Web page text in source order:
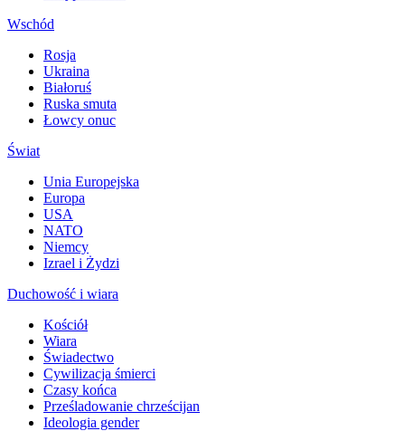
Wschód
Rosja
Ukraina
Białoruś
Ruska smuta
Łowcy onuc
Świat
Unia Europejska
Europa
USA
NATO
Niemcy
Izrael i Żydzi
Duchowość i wiara
Kościół
Wiara
Świadectwo
Cywilizacja śmierci
Czasy końca
Prześladowanie chrześcijan
Ideologia gender